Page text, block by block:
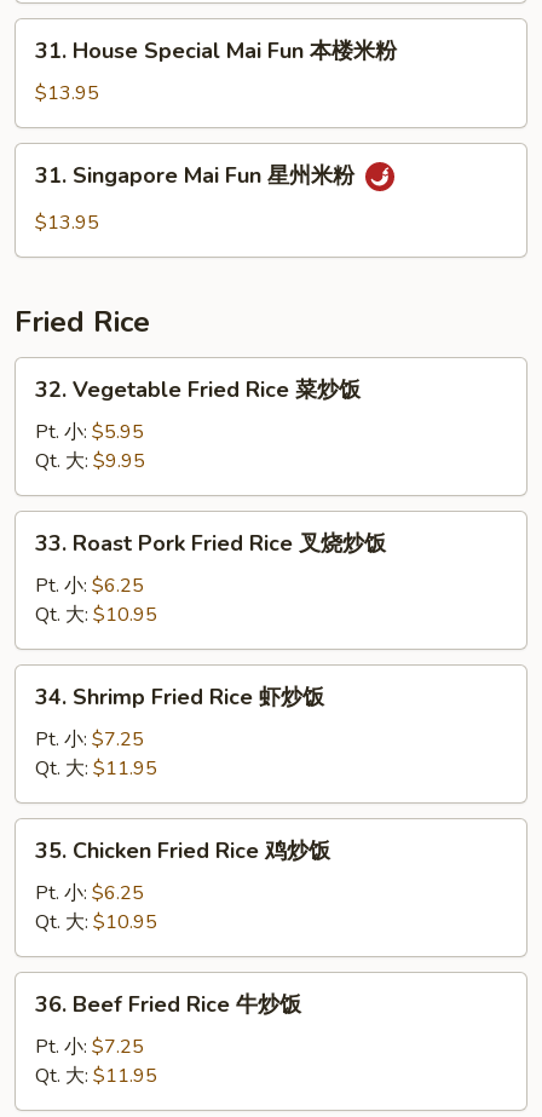
Fun
粉
House
Special
Mai
Fun
粉
31. House Special Mai Fun 本楼米粉
$13.95
Singapore
Mai
米
粉
31. Singapore Mai Fun 星州米粉
$13.95
Fried Rice
Vegetable
Fried
Rice
菜
炒
32. Vegetable Fried Rice 菜炒饭
Pt. 小: $5.95
Qt. 大: $9.95
Roast
Pork
Fried
Rice
叉
33. Roast Pork Fried Rice 叉烧炒饭
Pt. 小: $6.25
Qt. 大: $10.95
Shrimp
Fried
Rice
虾
炒
34. Shrimp Fried Rice 虾炒饭
Pt. 小: $7.25
Qt. 大: $11.95
Chicken
Fried
Rice
鸡
炒
35. Chicken Fried Rice 鸡炒饭
Pt. 小: $6.25
Qt. 大: $10.95
Beef
Fried
Rice
牛
36. Beef Fried Rice 牛炒饭
Pt. 小: $7.25
Qt. 大: $11.95